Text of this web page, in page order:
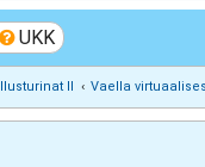
UKK
II Vaella